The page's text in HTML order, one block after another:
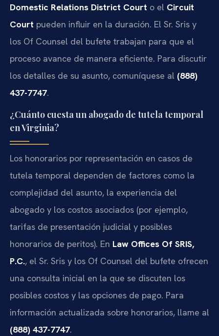
Domestic Relations District Court o el Circuit
Court pueden influir en la duración. El Sr. Sris y
los Of Counsel del bufete trabajan para que el
proceso avance de manera eficiente. Para discutir
los detalles de su asunto, comuníquese al (888)
437-7747.
¿Cuánto cuesta un abogado de tutela temporal
en Virginia?
Los honorarios por representación en casos de
tutela temporal dependen de factores como la
complejidad del asunto, la experiencia del
abogado y los costos asociados (por ejemplo,
tarifas de presentación judicial y posibles
honorarios de peritos). En Law Offices Of SRIS,
P.C., el Sr. Sris y los Of Counsel del bufete ofrecen
una consulta inicial en la que se discuten los
posibles costos y las opciones de pago. Para
información actualizada sobre honorarios, llame al
(888) 437-7747.